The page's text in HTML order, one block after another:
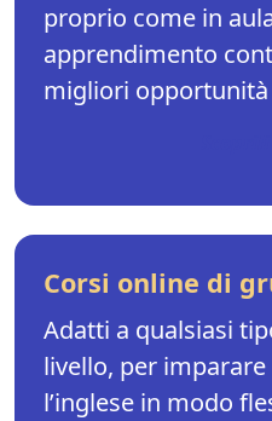
proprio come in
apprendimento
migliori
Corsi online di
Adatti a qualsiasi
livello, per
l’inglese in modo